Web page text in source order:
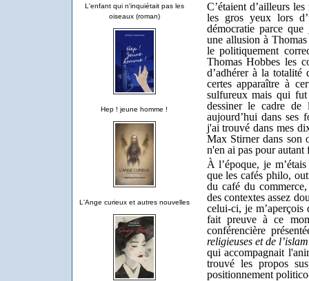
L'enfant qui n'inquiétait pas les
oiseaux (roman)
Hep ! jeune homme !
L'Ange curieux et autres nouvelles
C’étaient d’ailleurs
les gros yeux lors
démocratie parce que
une allusion à
le politiquement
Thomas Hobbes les
d’adhérer à la totalité
certes apparaître à
sulfureux mais qui fut
dessiner le cadre de
aujourd’hui dans ses
j'ai trouvé dans mes
Max Stirner dans son
n'en ai pas pour
À l’époque, je
que les cafés philo,
du café du
des contextes assez
celui-ci, je
fait preuve à ce
conférencière
religieuses et de
qui accompagnait
trouvé les propos
positionnement